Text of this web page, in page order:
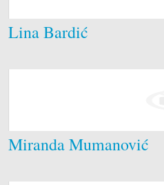
Lina Bardić
Miranda Mumanović